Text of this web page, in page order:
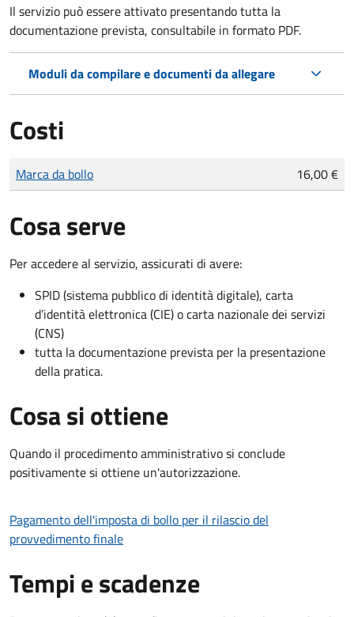
Il servizio può essere attivato presentando tutta la
documentazione prevista, consultabile in formato PDF.
Moduli da compilare e documenti da allegare
Costi
Tipo di pagamento
Importo
Marca da bollo 16,00 €
Cosa serve
Per accedere al servizio, assicurati di avere:
SPID (sistema pubblico di identità digitale), carta
d’identità elettronica (CIE) o carta nazionale dei servizi
(CNS)
tutta la documentazione prevista per la presentazione
della pratica.
Cosa si ottiene
Quando il procedimento amministrativo si conclude
positivamente si ottiene un'autorizzazione.
Pagamento dell'imposta di bollo per il rilascio del
provvedimento finale
Tempi e scadenze